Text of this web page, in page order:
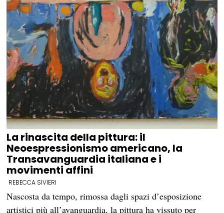
La rinascita della pittura: il
Neoespressionismo americano, la
Transavanguardia italiana e i
movimenti affini
REBECCA SIVIERI
Nascosta da tempo, rimossa dagli spazi d’esposizione
artistici più all’avanguardia, la pittura ha vissuto per